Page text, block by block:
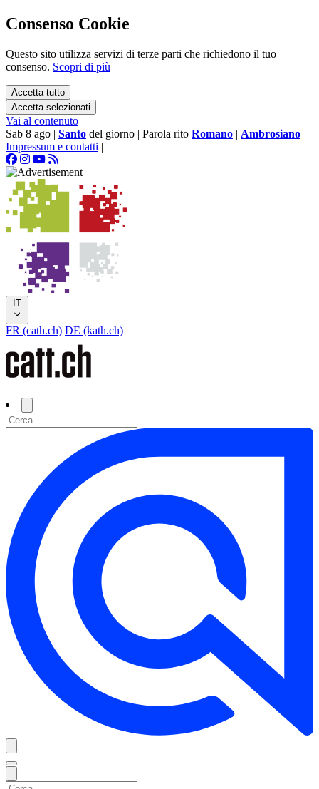
Consenso Cookie
Questo sito utilizza servizi di terze parti che richiedono il tuo
consenso. Scopri di più
Accetta tutto
Accetta selezionati
Vai al contenuto
Sab 8 ago | Santo del giorno | Parola rito Romano | Ambrosiano
Impressum e contatti |
IT
FR (cath.ch) DE (kath.ch)